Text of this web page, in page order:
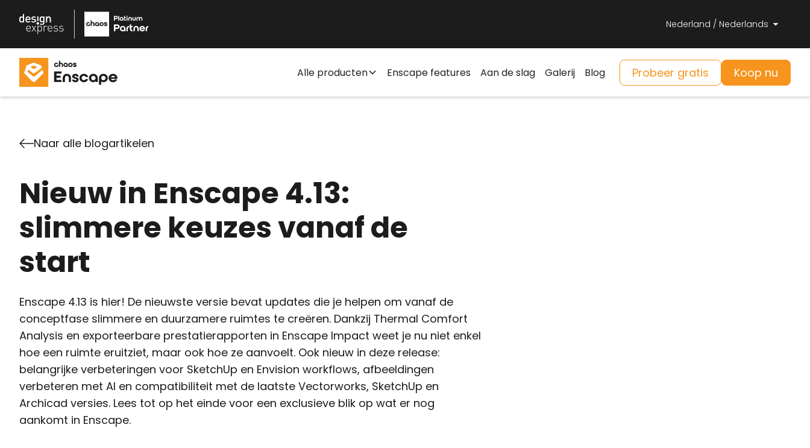
Nederland / Nederlands
Alle producten Enscape features Aan de slag Galerij Blog Probeer gratis Koop nu
Naar alle blogartikelen
Nieuw in Enscape 4.13:
slimmere keuzes vanaf de
start
Enscape 4.13 is hier! De nieuwste versie bevat updates die je helpen om vanaf de
conceptfase slimmere en duurzamere ruimtes te creëren. Dankzij Thermal Comfort
Analysis en exporteerbare prestatierapporten in Enscape Impact weet je nu niet enkel
hoe een ruimte eruitziet, maar ook hoe ze aanvoelt. Ook nieuw in deze release:
belangrijke verbeteringen voor SketchUp en Envision workflows, afbeeldingen
verbeteren met AI en compatibiliteit met de laatste Vectorworks, SketchUp en
Archicad versies. Lees tot op het einde voor een exclusieve blik op wat er nog
aankomt in Enscape.